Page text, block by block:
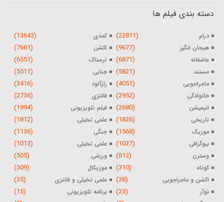
دسته بندی فیلم ها
درام (22811) کمدی (13643)
هیجان انگیز (9677) اکشن (7661)
عاشقانه (6871) ترسناک (6551)
مستند (5821) جنایی (5511)
ماجراجویی (4051) رازآلود (3416)
خانوادگی (2952) فانتزی (2736)
انیمیشن (2680) فیلم تلویزیونی (1994)
تاریخی (1826) علمی تخیلی (1812)
موزیک (1568) جنگی (1136)
بیوگرافی (1027) علمی تخیلی (1013)
وسترن (812) ورزشی (505)
کوتاه (310) موزیکال (309)
اکشن و ماجراجویی (38) علمی تخیلی و فانتزی (35)
نوآر (23) برنامه تلویزیونی (15)